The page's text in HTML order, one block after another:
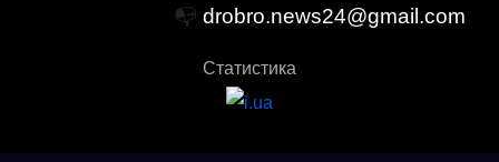
📭 drobro.news24@gmail.com
Статистика